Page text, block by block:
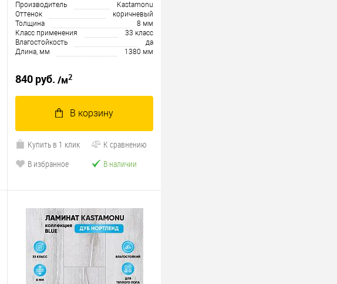
Производитель
Kastamonu
Оттенок
коричневый
Толщина
8 мм
Класс применения
33 класс
Влагостойкость
да
Длина, мм
1380 мм
840 руб. /м2
В корзину
Купить в 1 клик
К сравнению
В избранное
В наличии